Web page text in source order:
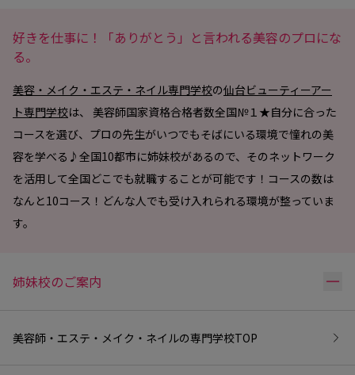
好きを仕事に！「ありがとう」と言われる美容のプロにな
る。
美容・メイク・エステ・ネイル専門学校の仙台ビューティーアー
ト専門学校は、 美容師国家資格合格者数全国№１★自分に合った
コースを選び、プロの先生がいつでもそばにいる環境で憧れの美
容を学べる♪全国10都市に姉妹校があるので、そのネットワーク
を活用して全国どこでも就職することが可能です！コースの数は
なんと10コース！どんな人でも受け入れられる環境が整っていま
す。
姉妹校のご案内 リ
美容師・エステ・メイク・ネイルの専門学校TOP